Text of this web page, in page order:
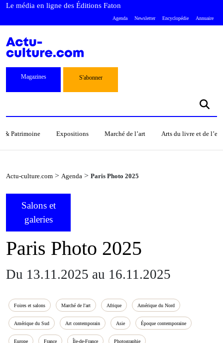
Le média en ligne des Éditions Faton
Agenda Newsletter Encyclopédie Annuaire
Magazines S'abonner
& Patrimoine Expositions Marché de l’art Arts du livre et de
Actu-culture.com > Agenda > Paris Photo 2025
Salons et
galeries
Paris Photo 2025
Du 13.11.2025 au 16.11.2025
Foires et salons Marché de l'art Afrique Amérique du Nord
Amérique du Sud Art contemporain Asie Époque contemporaine
Europe France Île-de-France Photographie